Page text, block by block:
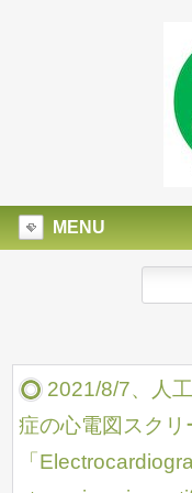
MENU
2021/8/7、人
症の心電図スク
「